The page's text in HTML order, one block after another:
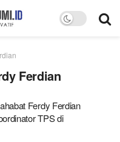
Ferdian
Ferdy Ferdian
TPS di